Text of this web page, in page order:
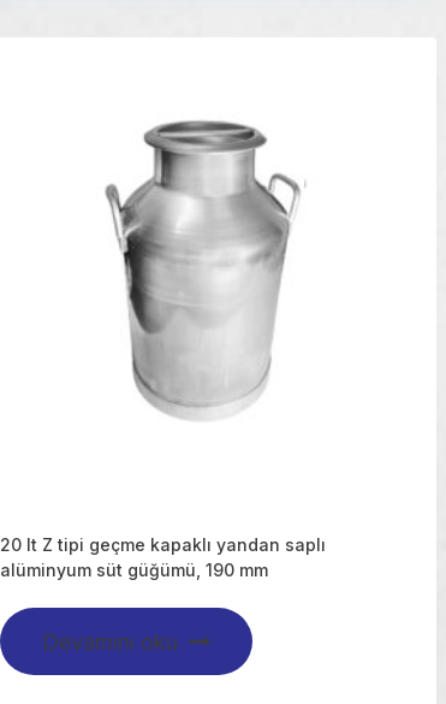
20 lt Z tipi geçme kapaklı yandan saplı
alüminyum süt güğümü, 190 mm
Devamını oku